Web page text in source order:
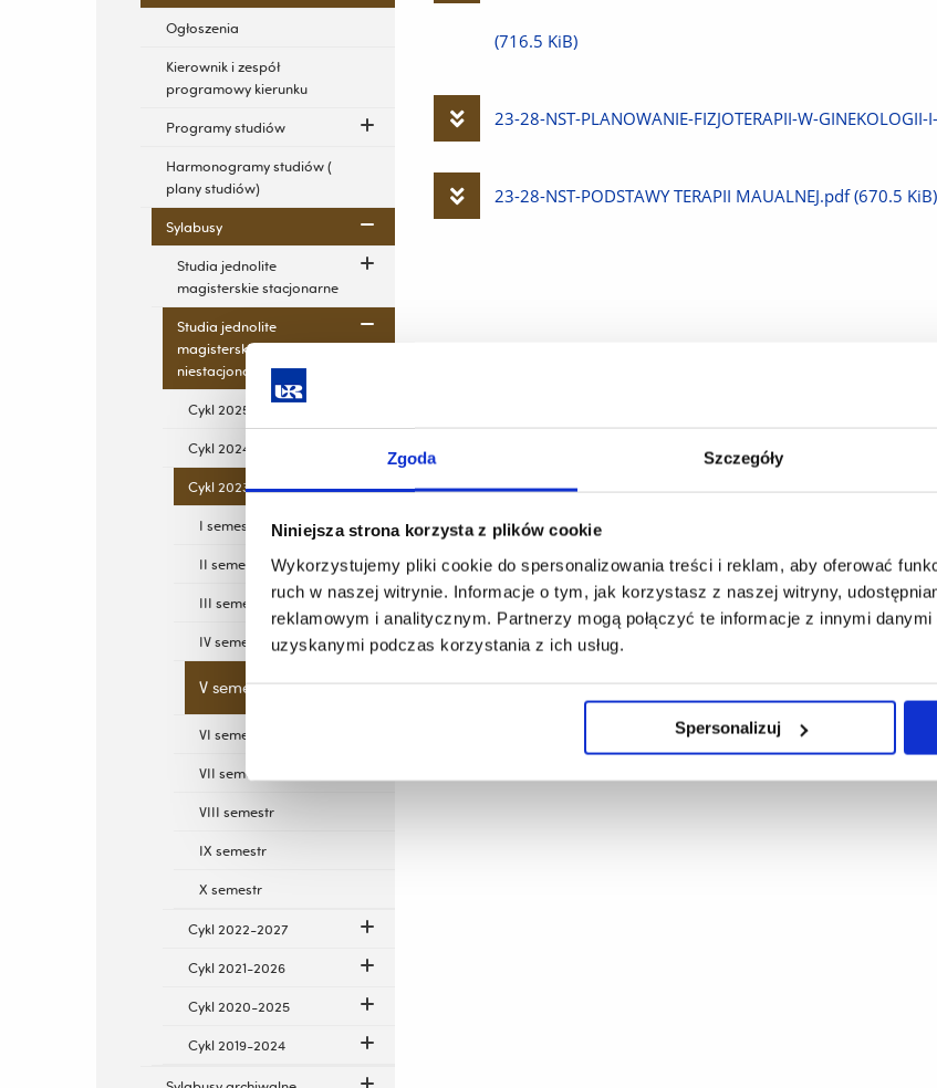
Zgoda Szczegóły
Niniejsza strona korzysta z plików cookie
Wykorzystujemy pliki cookie do spersonalizowania treści i reklam, aby oferować
ruch w naszej witrynie. Informacje o tym, jak korzystasz z naszej witryny,
reklamowym i analitycznym. Partnerzy mogą połączyć te informacje z innymi
uzyskanymi podczas korzystania z ich usług.
Spersonalizuj
Ogłoszenia
Kierownik i zespół
programowy kierunku
Programy studiów
Harmonogramy studiów (
plany studiów)
Sylabusy
Studia jednolite
magisterskie stacjonarne
Studia jednolite
magisterskie
niestacjonarne
Cykl 2025-2030
Cykl 2024-2029
Cykl 2023-2028
I semestr
II semestr
III semestr
IV semestr
V semestr
VI semestr
VII semestr
VIII semestr
IX semestr
X semestr
Cykl 2022-2027
Cykl 2021-2026
Cykl 2020-2025
Cykl 2019-2024
plik
(716.5 KiB)
Pobierz
23-28-NST-PLANOWANIE-FIZJOTERAPII-W-
Pobierz
23-28-NST-PODSTAWY TERAPII MAUALNEJ.pdf (670.5 KiB)